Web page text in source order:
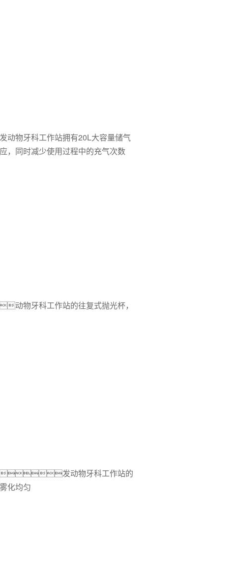
牙科工作站拥有20L大容量储气
，同时减少使用过程中的充气次数
物牙科工作站的往复式抛光杯，
发动物牙科工作站的
化均匀